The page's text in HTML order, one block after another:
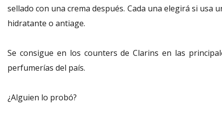
sellado con una crema después. Cada una elegirá si usa
hidratante o antiage.
Se consigue en los counters de Clarins en las
perfumerías del país.
¿Alguien lo probó?